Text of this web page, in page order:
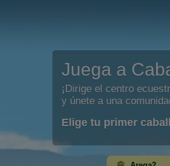
Juega a
¡Dirige el centro
y únete a una
Elige tu primer